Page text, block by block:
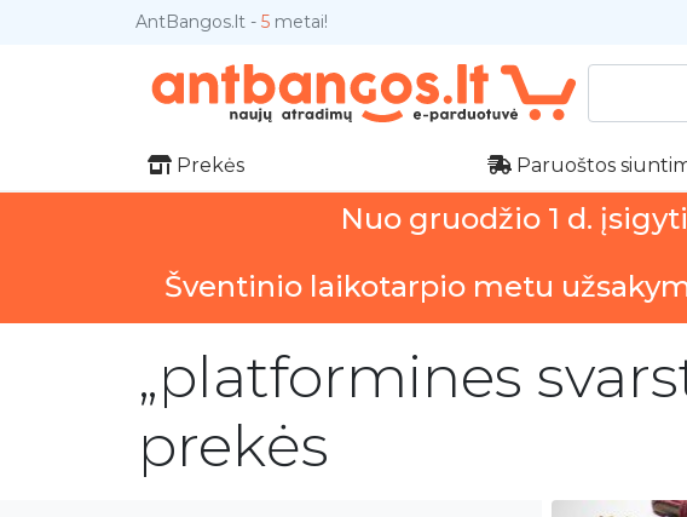
AntBangos.lt - 5 metai!
Prekės Paruoštos
Nuo gruodžio 1 d.
Šventinio laikotarpio metu
„platformines
prekės